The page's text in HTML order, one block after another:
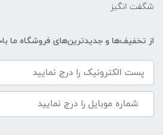
شگفت انگیز
از تخفیف‌ها و جدیدترین‌های فروشگاه ما